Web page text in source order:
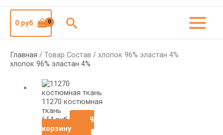
0руб Поиск
Главная / Товар Состав / хлопок 96% эластан 4%
хлопок 96% эластан 4%
11270 костюмная
ткань
654руб
В
корзину